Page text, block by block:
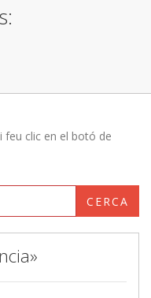
feu clic en el botó de
CERCA